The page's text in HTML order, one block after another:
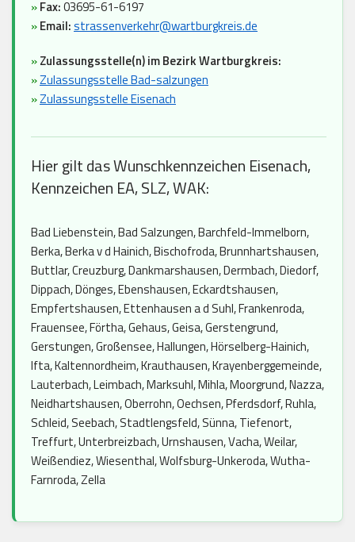
»Fax:03695-61-6197
»Email:strassenverkehr@wartburgkreis.de
»Zulassungsstelle(n) im Bezirk Wartburgkreis:
»Zulassungsstelle Bad-salzungen
»Zulassungsstelle Eisenach
Hier gilt das Wunschkennzeichen Eisenach,
Kennzeichen EA, SLZ, WAK:
Bad Liebenstein, Bad Salzungen, Barchfeld-Immelborn,
Berka, Berka v d Hainich, Bischofroda, Brunnhartshausen,
Buttlar, Creuzburg, Dankmarshausen, Dermbach, Diedorf,
Dippach, Dönges, Ebenshausen, Eckardtshausen,
Empfertshausen, Ettenhausen a d Suhl, Frankenroda,
Frauensee, Förtha, Gehaus, Geisa, Gerstengrund,
Gerstungen, Großensee, Hallungen, Hörselberg-Hainich,
Ifta, Kaltennordheim, Krauthausen, Krayenberggemeinde,
Lauterbach, Leimbach, Marksuhl, Mihla, Moorgrund, Nazza,
Neidhartshausen, Oberrohn, Oechsen, Pferdsdorf, Ruhla,
Schleid, Seebach, Stadtlengsfeld, Sünna, Tiefenort,
Treffurt, Unterbreizbach, Urnshausen, Vacha, Weilar,
Weißendiez, Wiesenthal, Wolfsburg-Unkeroda, Wutha-
Farnroda, Zella